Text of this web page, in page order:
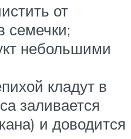
от
семечки;
небольшими
кладут в
заливается
и доводится